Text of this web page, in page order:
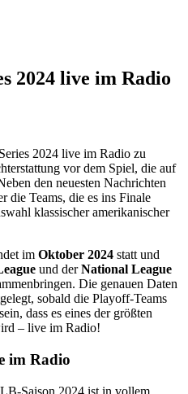
2024 live im Radio
2024 live im Radio zu
vor dem Spiel, die auf
den neuesten Nachrichten
die Teams, die es ins Finale
klassischer amerikanischer
im Oktober 2024 statt und
und derNational League
Die genauen Daten
sobald die Playoff-Teams
dass es eines der größten
– live im Radio!
im Radio
Saison 2024 ist in vollem